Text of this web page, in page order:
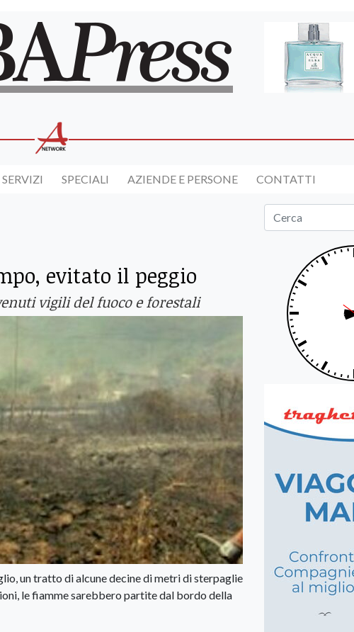
SERVIZI SPECIALI AZIENDE E PERSONE CONTATTI
evitato il peggio
vigili del fuoco e forestali
un tratto di alcune decine di metri di sterpaglie
le fiamme sarebbero partite dal bordo della